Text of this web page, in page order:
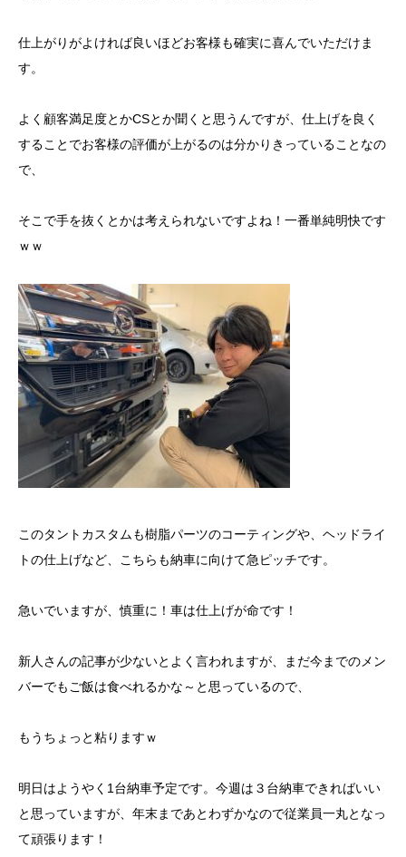
仕上がりがよければ良いほどお客様も確実に喜んでいただけま
す。
よく顧客満足度とかCSとか聞くと思うんですが、仕上げを良く
することでお客様の評価が上がるのは分かりきっていることなの
で、
そこで手を抜くとかは考えられないですよね！一番単純明快です
ｗｗ
このタントカスタムも樹脂パーツのコーティングや、ヘッドライ
トの仕上げなど、こちらも納車に向けて急ピッチです。
急いでいますが、慎重に！車は仕上げが命です！
新人さんの記事が少ないとよく言われますが、まだ今までのメン
バーでもご飯は食べれるかな～と思っているので、
もうちょっと粘りますｗ
明日はようやく1台納車予定です。今週は３台納車できればいい
と思っていますが、年末まであとわずかなので従業員一丸となっ
て頑張ります！